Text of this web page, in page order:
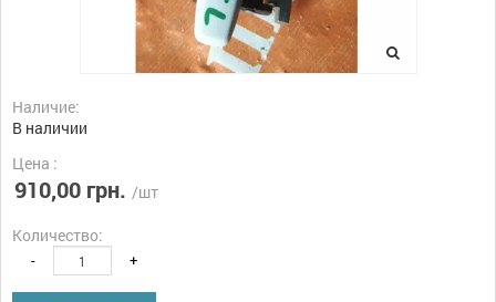
Наличие:
В наличии
Цена :
910,00 грн. /шт
Количество:
- +